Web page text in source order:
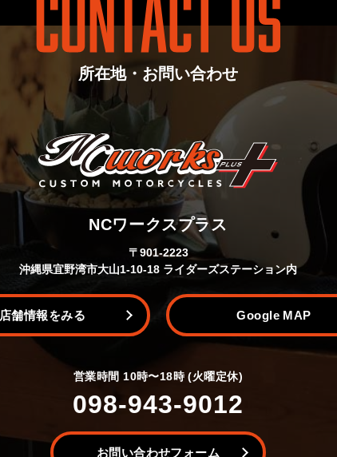
所在地・お問い合わせ
NCワークスプラス
〒901-2223
沖縄県宜野湾市大山1-10-18 ライダーズステーション内
店舗情報をみる Google MAP
営業時間 10時〜18時 (火曜定休)
098-943-9012
お問い合わせフォーム